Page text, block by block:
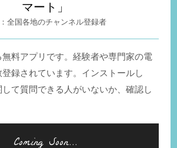
マート」
全国各地のチャンネル登録者
料アプリです。経験者や専門家の電
録されています。インストールし
て質問できる人がいないか、確認し